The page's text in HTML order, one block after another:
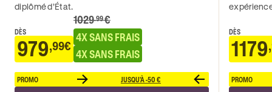
diplômé d’État.
DÈS
979,99€
1029 .99€
4X SANS FRAIS
4X SANS FRAIS
PROMO JUSQU'À -50 €
DÈS
1179
PROMO